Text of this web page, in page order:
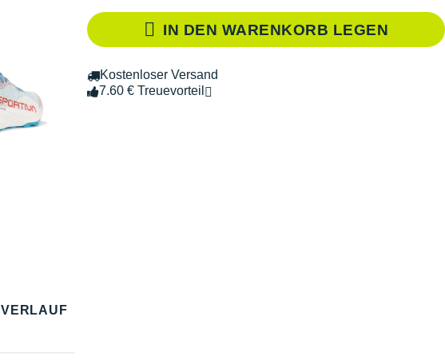
IN DEN WARENKORB LEGEN
Kostenloser Versand
7.60 € Treuevorteil
VERLAUF